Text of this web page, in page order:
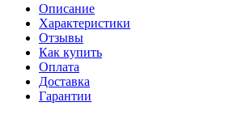
Описание
Характеристики
Отзывы
Как купить
Оплата
Доставка
Гарантии